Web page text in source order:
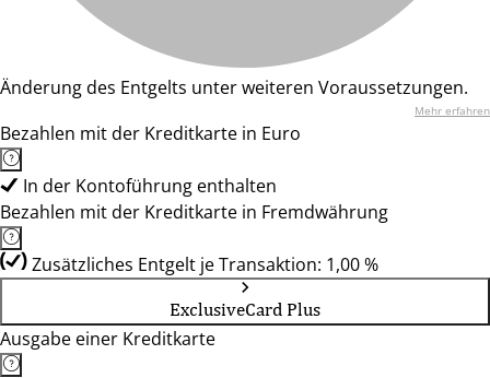
Änderung des Entgelts unter weiteren Voraussetzungen.
Mehr erfahren
Bezahlen mit der Kreditkarte in Euro
In der Kontoführung enthalten
Bezahlen mit der Kreditkarte in Fremdwährung
Zusätzliches Entgelt je Transaktion: 1,00 %
ExclusiveCard Plus
Ausgabe einer Kreditkarte